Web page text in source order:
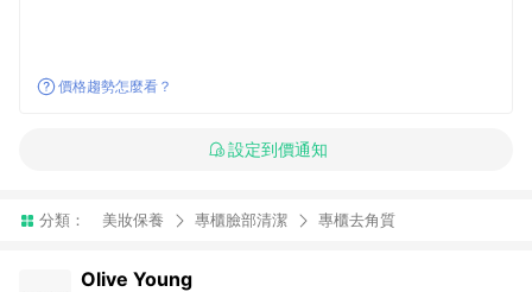
價格趨勢怎麼看？
設定到價通知
分類： 美妝保養 專櫃臉部清潔 專櫃去角質
Olive Young